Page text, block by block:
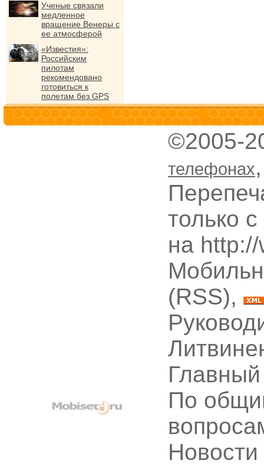
Ученые связали
медленное
вращение Венеры с
ее атмосферой
«Известия»:
Российским
пилотам
рекомендовано
готовиться к
полетам без GPS
©2005-
телефонах
только
на
(RSS),
По